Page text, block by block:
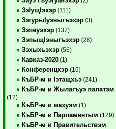
ЗэIущIэхэр (111)
ЗэгурыIуэныгъэхэр (3)
Зэпеуэхэр (137)
ЗэпыщIэныгъэхэр (28)
Зэхыхьэхэр (56)
Кавказ-2020 (1)
Конференцхэр (16)
КъБР-м и Iэтащхьэ (241)
КъБР-м и Жылагъуэ палатэм
(12)
КъБР-м и махуэм (1)
КъБР-м и Парламентым (129)
КъБР-м и Правительствэм